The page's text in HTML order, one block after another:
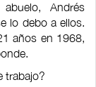
Andrés
lo debo a ellos.
años en 1968,
trabajo?